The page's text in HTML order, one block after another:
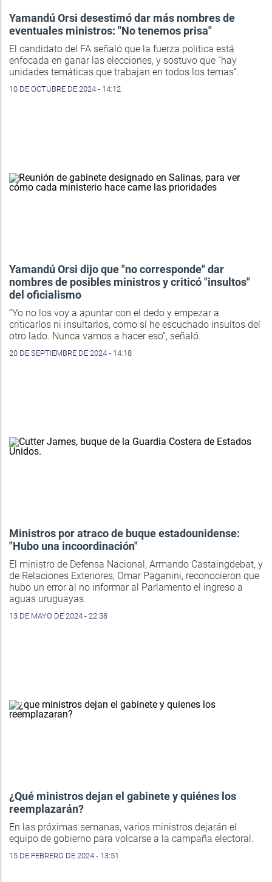
Yamandú Orsi desestimó dar más nombres de
eventuales ministros: "No tenemos prisa"
El candidato del FA señaló que la fuerza política está
enfocada en ganar las elecciones, y sostuvo que “hay
unidades temáticas que trabajan en todos los temas”.
10 DE OCTUBRE DE 2024 - 14:12
Yamandú Orsi dijo que "no corresponde" dar
nombres de posibles ministros y criticó "insultos"
del oficialismo
“Yo no los voy a apuntar con el dedo y empezar a
criticarlos ni insultarlos, como sí he escuchado insultos del
otro lado. Nunca vamos a hacer eso”, señaló.
20 DE SEPTIEMBRE DE 2024 - 14:18
Ministros por atraco de buque estadounidense:
"Hubo una incoordinación"
El ministro de Defensa Nacional, Armando Castaingdebat, y
de Relaciones Exteriores, Omar Paganini, reconocieron que
hubo un error al no informar al Parlamento el ingreso a
aguas uruguayas.
13 DE MAYO DE 2024 - 22:38
¿Qué ministros dejan el gabinete y quiénes los
reemplazarán?
En las próximas semanas, varios ministros dejarán el
equipo de gobierno para volcarse a la campaña electoral.
15 DE FEBRERO DE 2024 - 13:51